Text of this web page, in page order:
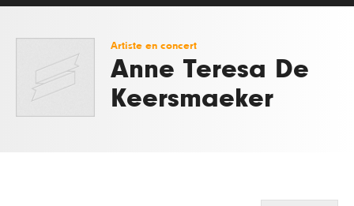
Artiste en concert
Anne Teresa De
Keersmaeker